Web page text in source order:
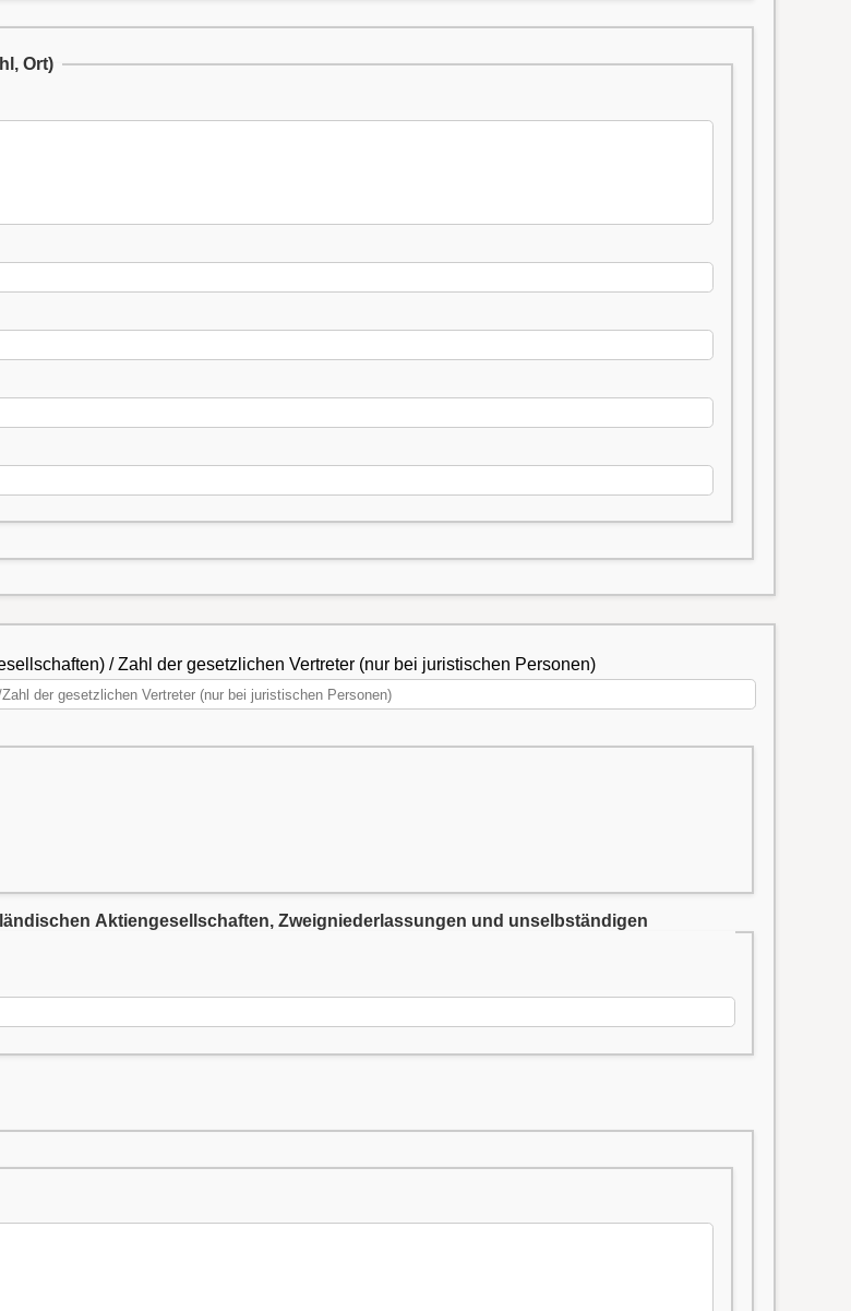
Ort)
/ Zahl der gesetzlichen Vertreter (nur bei juristischen Personen)
Aktiengesellschaften, Zweigniederlassungen und unselbständigen